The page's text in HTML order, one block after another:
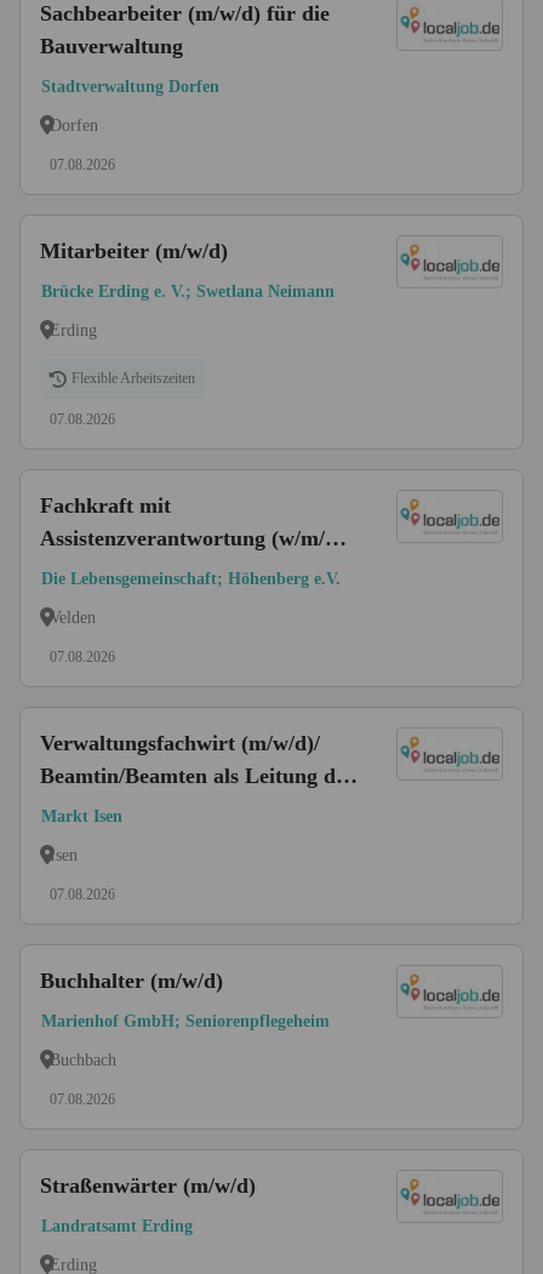
Sachbearbeiter (m/w/d) für die
Bauverwaltung
Stadtverwaltung Dorfen
Dorfen
07.08.2026
Mitarbeiter (m/w/d)
Brücke Erding e. V.; Swetlana Neimann
Erding
Flexible Arbeitszeiten
07.08.2026
Fachkraft mit
Assistenzverantwortung (w/m/d)
für unsere inklusive Bio-
Verpflegungsund
Die Lebensgemeinschaft; Höhenberg e.V.
Velden
07.08.2026
Verwaltungsfachwirt (m/w/d)/
Beamtin/Beamten als Leitung der
Finanzverwaltung (m/w/d)
Markt Isen
Isen
07.08.2026
Buchhalter (m/w/d)
Marienhof GmbH; Seniorenpflegeheim
Buchbach
07.08.2026
Straßenwärter (m/w/d)
Landratsamt Erding
Erding